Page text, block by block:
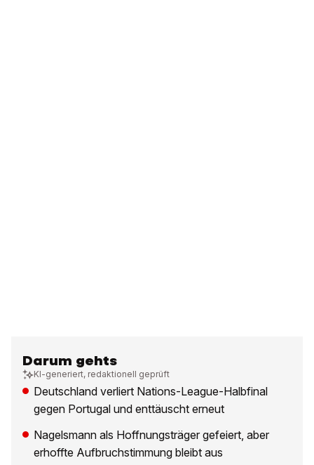
Darum gehts
KI-generiert, redaktionell geprüft
Deutschland verliert Nations-League-Halbfinal
gegen Portugal und enttäuscht erneut
Nagelsmann als Hoffnungsträger gefeiert, aber
erhoffte Aufbruchstimmung bleibt aus